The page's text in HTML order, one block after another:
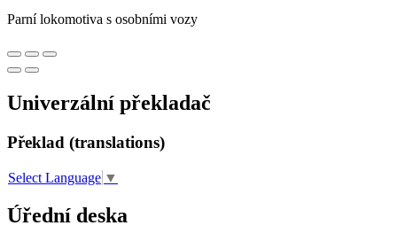
Parní lokomotiva s osobními vozy
Univerzální překladač
Překlad (translations)
Select Language ▼
Úřední deska